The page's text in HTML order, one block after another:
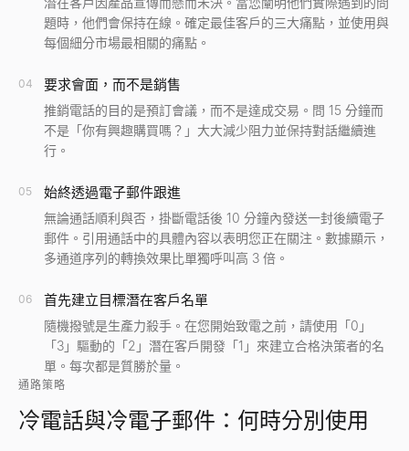
題時，他們會保持在線。確定最佳客戶的三大痛點，並使用與
每個細分市場最相關的痛點。
04 要求會面，而不是銷售
推銷電話的目的是預訂會議，而不是達成交易。問 15 分鐘而
不是「你有興趣購買嗎？」大大減少阻力並保持對話繼續進
行。
05 始終透過電子郵件跟進
無論通話順利與否，掛斷電話後 10 分鐘內發送一封後續電子
郵件。引用通話中的具體內容以表明您正在關注。數據顯示，
多通道序列的轉換效果比單獨呼叫高 3 倍。
06 首先建立目標潛在客戶名單
隨機撥號是生產力殺手。在您開始致電之前，請使用「0」
「3」驅動的「2」潛在客戶開發「1」來建立合格決策者的名
單。每次都是質勝於量。
通路策略
冷電話與冷電子郵件：何時分別使用